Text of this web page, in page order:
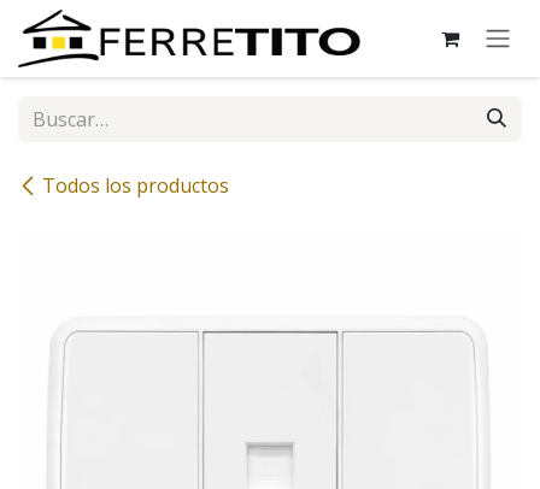
Ir al contenido
Todos los productos